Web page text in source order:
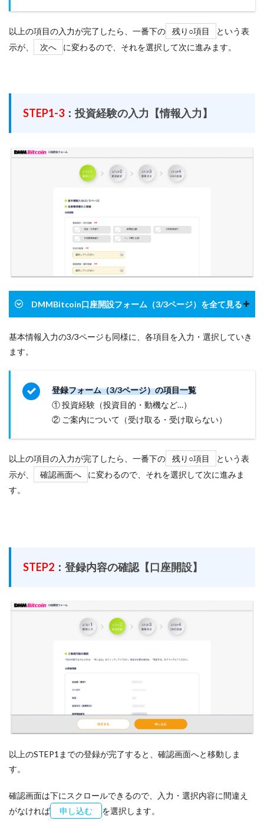
以上の項目の入力が完了したら、一番下の 残り○項目
という表
示が、
次へ に変わるので、それを選択して次に進みます。
STEP1-3：投資経験の入力【情報入力】
DMMBitcoin口座開設フォーム（3/3ページ）を全て見る
基本情報入力の3/3ページも同様に、各項目を入力・選択していき
ます。
登録フォーム（3/3ページ）の項目一覧
① 投資経験（投資目的・動機など…）
② ご案内について（受け取る・受け取らない）
以上の項目の入力が完了したら、一番下の 残り○項目
という表
示が、
確認画面へ
に変わるので、それを選択して次に進みま
す。
STEP2 ：登録内容の確認【口座開設】
以上のSTEP1までの登録が完了すると、確認画面へと移動しま
す。
確認画面は下にスクロールできるので、入力・選択内容に間違え
がなければ
申し込む を選択します。